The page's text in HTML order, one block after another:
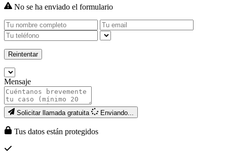
No se ha enviado el formulario
Reintentar
Mensaje
Solicitar llamada gratuita Enviando...
Tus datos están protegidos